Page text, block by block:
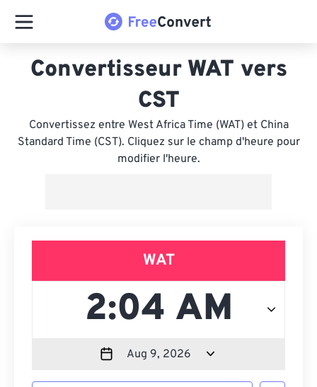
Convertisseur WAT vers
CST
Convertissez entre West Africa Time (WAT) et China
Standard Time (CST). Cliquez sur le champ d'heure pour
modifier l'heure.
WAT